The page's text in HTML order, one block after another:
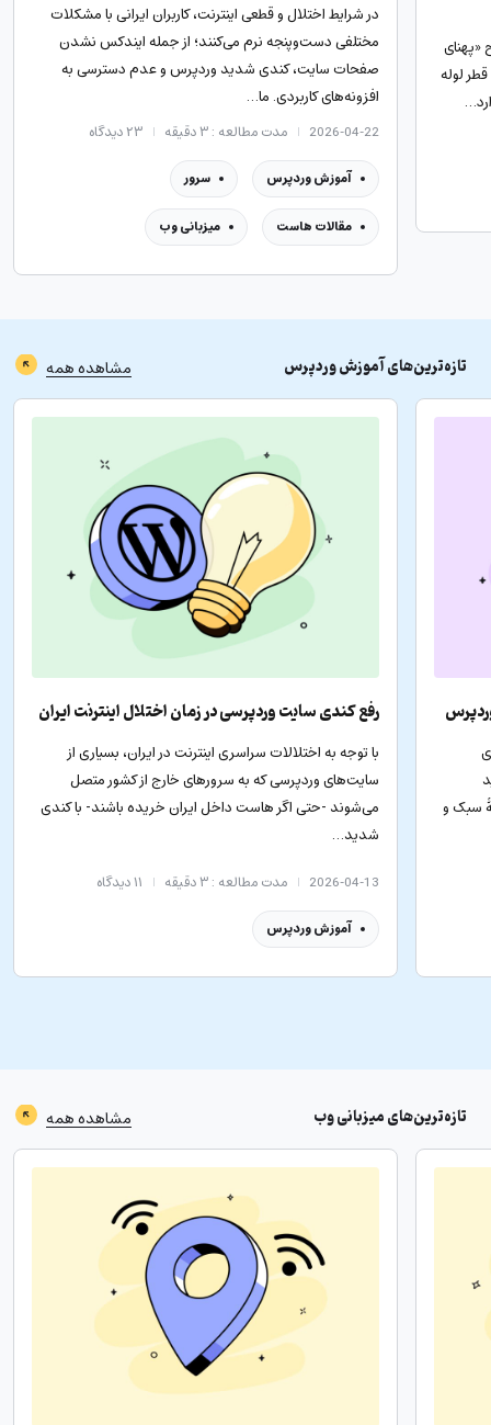
لوله
در شرایط اختلال و قطعی اینترنت، کاربران ایرانی با مشکلات
مختلفی دست‌وپنجه نرم می‌کنند؛ از جمله ایندکس نشدن
صفحات سایت، کندی شدید وردپرس و عدم دسترسی به
افزونه‌های کاربردی. ما…
2026-04-22 مدت مطالعه : ۳ دقیقه ۲۳دیدگاه
آموزش وردپرس سرور
مقالات هاست میزبانی وب
تازه‌ترین‌هایآموزش وردپرس مشاهده همه
سبک و
رفع کندی سایت وردپرسی در زمان اختلال اینترنت ایران
با توجه به اختلالات سراسری اینترنت در ایران، بسیاری از
سایت‌های وردپرسی که به سرورهای خارج از کشور متصل
می‌شوند -حتی اگر هاست داخل ایران خریده باشند- با کندی
شدید…
2026-04-13 مدت مطالعه : ۳ دقیقه ۱۱دیدگاه
آموزش وردپرس
تازه‌ترین‌هایمیزبانی وب مشاهده همه